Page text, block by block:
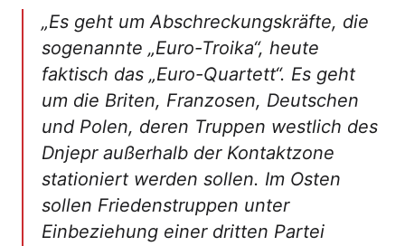
„Es geht um Abschreckungskräfte, die
sogenannte „Euro-Troika“, heute
faktisch das „Euro-Quartett“. Es geht
um die Briten, Franzosen, Deutschen
und Polen, deren Truppen westlich des
Dnjepr außerhalb der Kontaktzone
stationiert werden sollen. Im Osten
sollen Friedenstruppen unter
Einbeziehung einer dritten Partei